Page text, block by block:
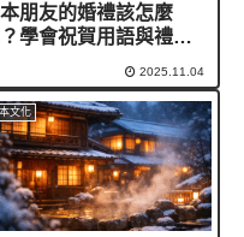
本朋友的婚禮該怎麼
學會祝賀用語與禮儀
2025.11.04
文化